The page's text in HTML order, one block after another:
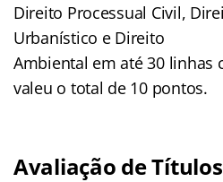
Direito Processual Civil,
Urbanístico e Direito
Ambiental em até 30 linhas
valeu o total de 10 pontos.
Avaliação de Títulos